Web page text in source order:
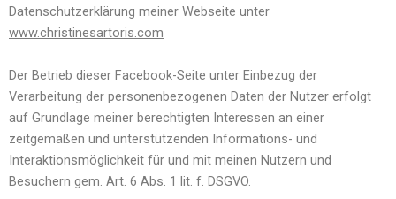
Datenschutzerklärung meiner Webseite unter
www.christinesartoris.com
Der Betrieb dieser Facebook-Seite unter Einbezug der
Verarbeitung der personenbezogenen Daten der Nutzer erfolgt
auf Grundlage meiner berechtigten Interessen an einer
zeitgemäßen und unterstützenden Informations- und
Interaktionsmöglichkeit für und mit meinen Nutzern und
Besuchern gem. Art. 6 Abs. 1 lit. f. DSGVO.